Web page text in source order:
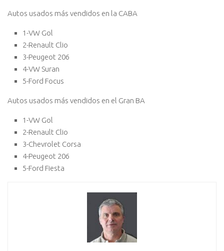
Autos usados más vendidos en la CABA
1-VW Gol
2-Renault Clio
3-Peugeot 206
4-VW Suran
5-Ford Focus
Autos usados más vendidos en el Gran BA
1-VW Gol
2-Renault Clio
3-Chevrolet Corsa
4-Peugeot 206
5-Ford Fiesta